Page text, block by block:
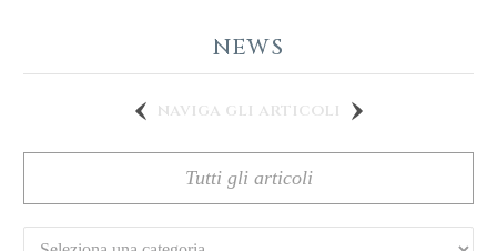
NEWS
naviga gli articoli
Tutti gli articoli
Categorie